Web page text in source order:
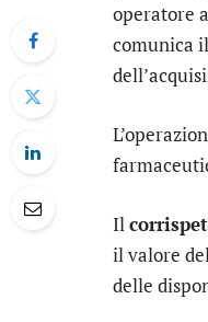
operatore
comunica
Il
il valore
delle